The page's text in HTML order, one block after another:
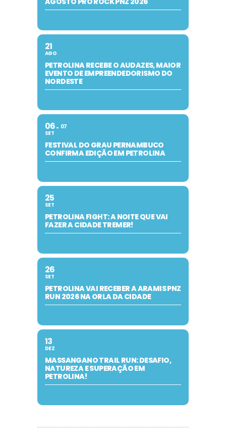
21
AGO
PETROLINA RECEBE O AUDAZES, MAIOR
EVENTO DE EMPREENDEDORISMO DO
NORDESTE
06
SET
07
FESTIVAL DO GRAU PERNAMBUCO
CONFIRMA EDIÇÃO EM PETROLINA
25
SET
PETROLINA FIGHT: A NOITE QUE VAI
FAZER A CIDADE TREMER!
26
SET
PETROLINA VAI RECEBER A ARAMIS PNZ
RUN 2026 NA ORLA DA CIDADE
13
DEZ
MASSANGANO TRAIL RUN: DESAFIO,
NATUREZA E SUPERAÇÃO EM
PETROLINA!